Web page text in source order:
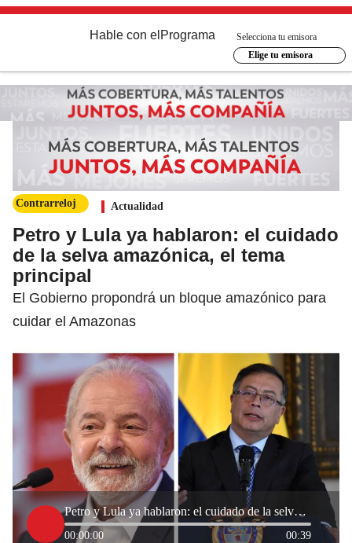
Hable con el Programa
Selecciona tu emisora
Elige tu emisora
Contrarreloj Actualidad
Petro y Lula ya hablaron: el cuidado
de la selva amazónica, el tema
principal
El Gobierno propondrá un bloque amazónico para
cuidar el Amazonas
Petro y Lula ya hablaron: el cuidado de la selva amazónica, el tema principal
00:00:00 00:39